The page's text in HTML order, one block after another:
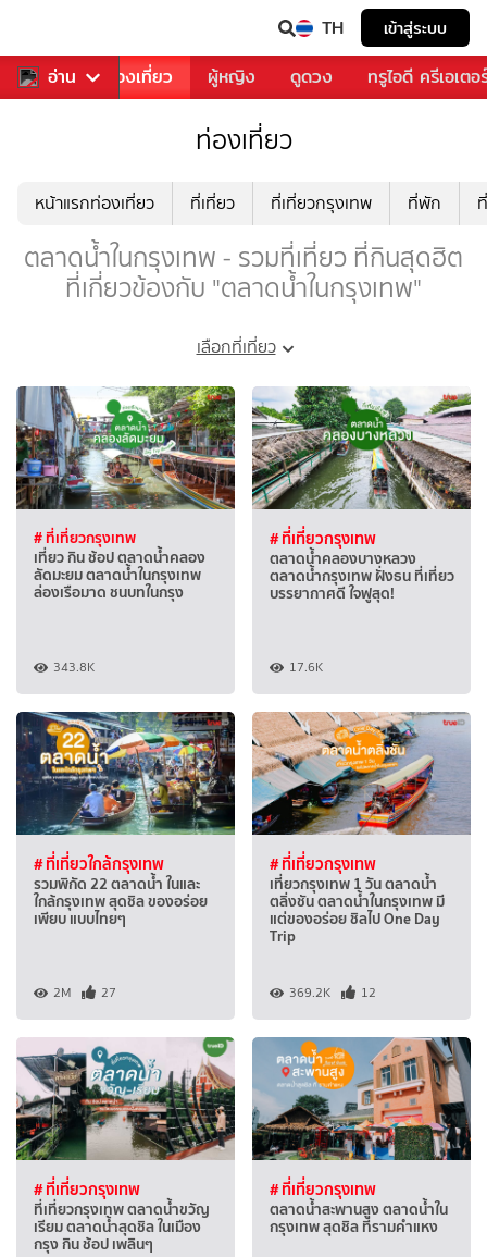
TH เข้าสู่ระบบ
อ่าน
อาหาร ท่องเที่ยว ผู้หญิง ดูดวง ทรูไอดี ครีเอเตอ
ท่องเที่ยว
หน้าแรกท่องเที่ยว ที่เที่ยว ที่เที่ยวกรุงเทพ ที่พัก
ตลาดน้ำในกรุงเทพ - รวมที่เที่ยว ที่กินสุดฮิต
ที่เกี่ยวข้องกับ "ตลาดน้ำในกรุงเทพ"
เลือกที่เที่ยว
# ที่เที่ยวกรุงเทพ
เที่ยว กิน ช้อป ตลาดน้ำคลอง
ลัดมะยม ตลาดน้ำในกรุงเทพ
ล่องเรือมาด ชนบทในกรุง
343.8K
# ที่เที่ยวกรุงเทพ
ตลาดน้ำคลองบางหลวง
ตลาดน้ำกรุงเทพ ฝั่งธน ที่เที่ยว
บรรยากาศดี ใจฟูสุด!
17.6K
# ที่เที่ยวใกล้กรุงเทพ
รวมพิกัด 22 ตลาดน้ำ ในและ
ใกล้กรุงเทพ สุดชิล ของอร่อย
เพียบ แบบไทยๆ
2M 27
# ที่เที่ยวกรุงเทพ
เที่ยวกรุงเทพ 1 วัน ตลาดน้ำ
ตลิ่งชัน ตลาดน้ำในกรุงเทพ มี
แต่ของอร่อย ชิลไป One Day
Trip
369.2K 12
# ที่เที่ยวกรุงเทพ
ที่เที่ยวกรุงเทพ ตลาดน้ำขวัญ
เรียม ตลาดน้ำสุดชิล ในเมือง
กรุง กิน ช้อป เพลินๆ
# ที่เที่ยวกรุงเทพ
ตลาดน้ำสะพานสูง ตลาดน้ำใน
กรุงเทพ สุดชิล ที่รามคำแหง